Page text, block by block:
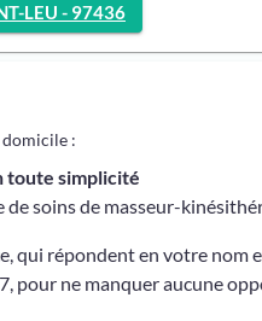
LEU - 97436
:
toute simplicité
soins de masseur-
qui répondent en votre nom
pour ne manquer aucune